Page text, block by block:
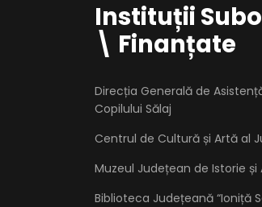
Instituții
\ Finanțate
Direcția Generală de
Copilului Sălaj
Centrul de Cultură și Artă al
Muzeul Județean de Istorie și
Biblioteca Județeană “Ioniță